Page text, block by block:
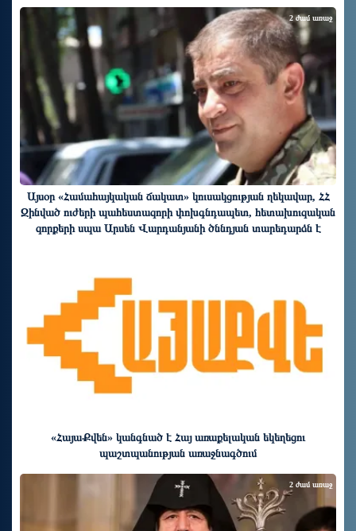
Այսօր «Համահայկական ճակատ» կուսակցության ղեկավար, ՀՀ
Զինված ուժերի պահեստազորի փոխգնդապետ, հետախուզական
զորքերի սպա Արսեն Վարդանյանի ծննդյան տարեդարձն է
2 ժամ առաջ
«ՀայաՔվեն» կանգնած է Հայ առաքելական եկեղեցու
պաշտպանության առաջնագծում
2 ժամ առաջ